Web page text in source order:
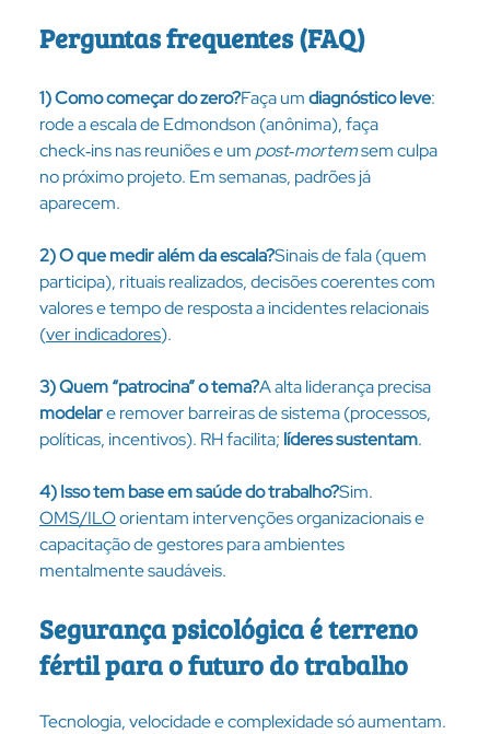
Perguntas frequentes (FAQ)
1) Como começar do zero?Faça um diagnóstico leve:
rode a escala de Edmondson (anônima), faça
check‑ins nas reuniões e um post‑mortem sem culpa
no próximo projeto. Em semanas, padrões já
aparecem.
2) O que medir além da escala?Sinais de fala (quem
participa), rituais realizados, decisões coerentes com
valores e tempo de resposta a incidentes relacionais
(ver indicadores).
3) Quem “patrocina” o tema?A alta liderança precisa
modelar e remover barreiras de sistema (processos,
políticas, incentivos). RH facilita; líderes sustentam.
4) Isso tem base em saúde do trabalho?Sim.
OMS/ILO orientam intervenções organizacionais e
capacitação de gestores para ambientes
mentalmente saudáveis.
Segurança psicológica é terreno
fértil para o futuro do trabalho
Tecnologia, velocidade e complexidade só aumentam.